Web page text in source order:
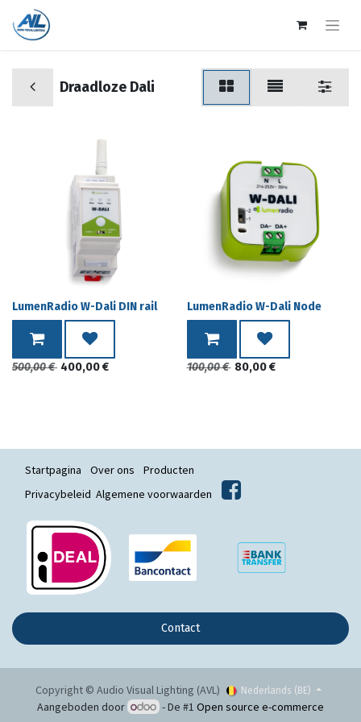
Draadloze Dali
LumenRadio W-Dali DIN rail
500,00€ 400,00€
LumenRadio W-Dali Node
100,00€ 80,00€
Startpagina Over ons
Producten
Privacybeleid Algemene voorwaarden
Contact
Copyright © Audio Visual Lighting (AVL) Nederlands (BE)
Aangeboden door - De #1Open source e-commerce